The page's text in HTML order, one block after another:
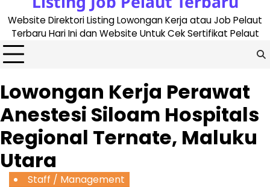
Website Direktori Listing Lowongan Kerja atau Job Pelaut
Terbaru Hari Ini dan Website Untuk Cek Sertifikat Pelaut
Lowongan Kerja Perawat
Anestesi Siloam Hospitals
Regional Ternate, Maluku
Utara
Staff / Management